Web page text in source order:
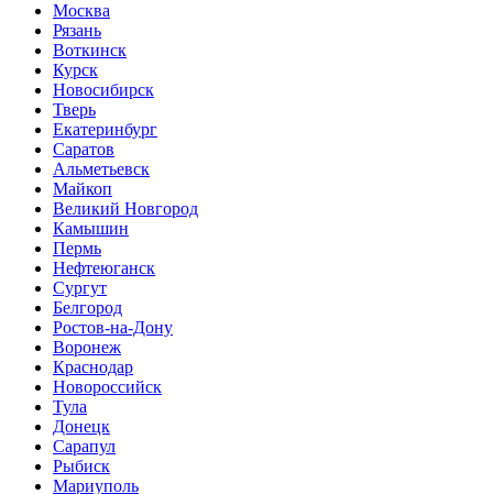
Москва
Рязань
Воткинск
Курск
Новосибирск
Тверь
Екатеринбург
Саратов
Альметьевск
Майкоп
Великий Новгород
Камышин
Пермь
Нефтеюганск
Сургут
Белгород
Ростов-на-Дону
Воронеж
Краснодар
Новороссийск
Тула
Донецк
Сарапул
Рыбиск
Мариуполь